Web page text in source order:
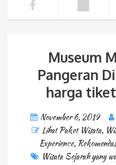
Museum
Pangeran
harga
November 6, 2019
Lihat Paket Wisata,
Experience,
Wisata Sejarah yang